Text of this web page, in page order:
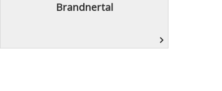
Brandnertal
navigate_next